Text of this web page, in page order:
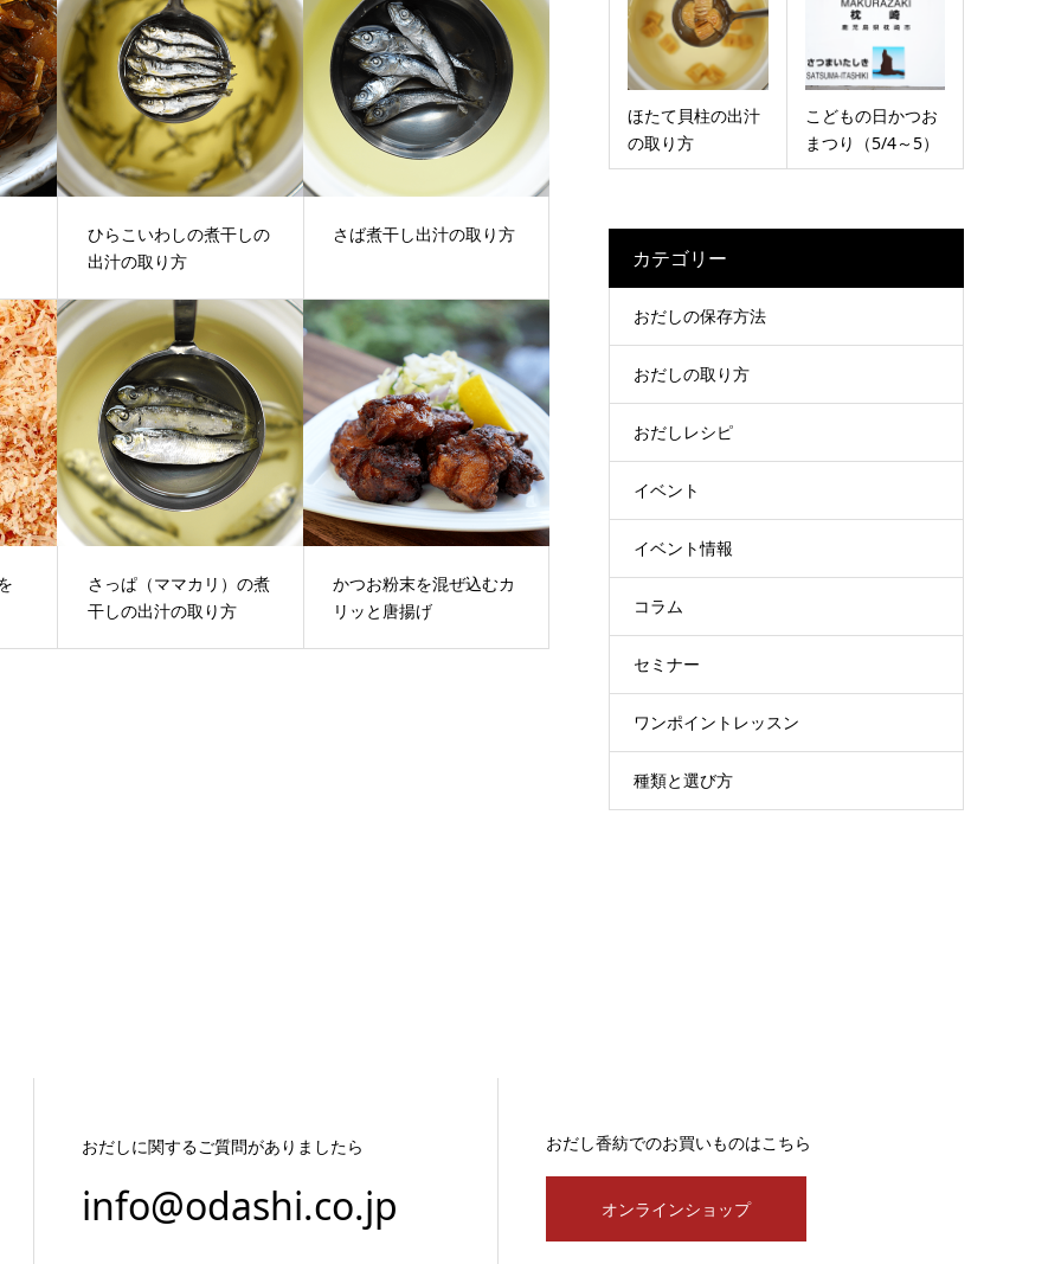
ひらこいわしの煮干しの
出汁の取り方
さば煮干し出汁の取り方
さっぱ（ママカリ）の煮
干しの出汁の取り方
かつお粉末を混ぜ込むカ
リッと唐揚げ
ほたて貝柱の出汁
の取り方
こどもの日かつお
まつり（5/4～5）
カテゴリー
おだしの保存方法
おだしの取り方
おだしレシピ
イベント
イベント情報
コラム
セミナー
ワンポイントレッスン
種類と選び方
おだしに関するご質問がありましたら
info@odashi.co.jp
おだし香紡でのお買いものはこちら
オンラインショップ